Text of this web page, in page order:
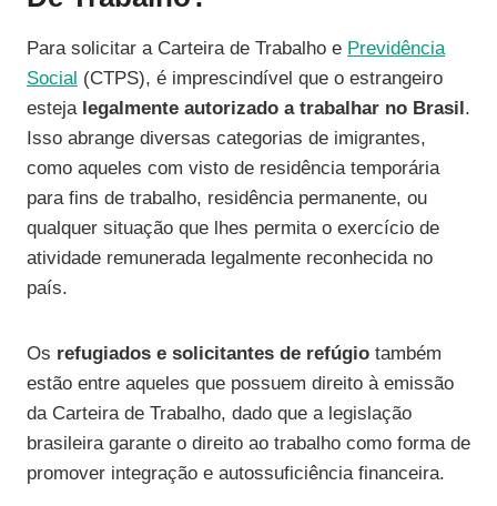
Para solicitar a Carteira de Trabalho e Previdência
Social (CTPS), é imprescindível que o estrangeiro
esteja legalmente autorizado a trabalhar no Brasil .
Isso abrange diversas categorias de imigrantes,
como aqueles com visto de residência temporária
para fins de trabalho, residência permanente, ou
qualquer situação que lhes permita o exercício de
atividade remunerada legalmente reconhecida no
país.
Os refugiados e solicitantes de refúgio também
estão entre aqueles que possuem direito à emissão
da Carteira de Trabalho, dado que a legislação
brasileira garante o direito ao trabalho como forma de
promover integração e autossuficiência financeira.